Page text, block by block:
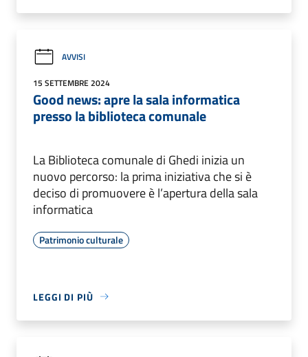
AVVISI
15 SETTEMBRE 2024
Good news: apre la sala informatica
presso la biblioteca comunale
La Biblioteca comunale di Ghedi inizia un
nuovo percorso: la prima iniziativa che si è
deciso di promuovere è l’apertura della sala
informatica
Patrimonio culturale
LEGGI DI PIÙ